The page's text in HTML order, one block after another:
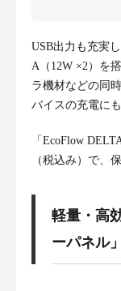
USB出力も充実
A（12W ×2）を
ラ機材などの同
バイスの充電に
「EcoFlow
（税込み）で、
軽量・高
ーパネル